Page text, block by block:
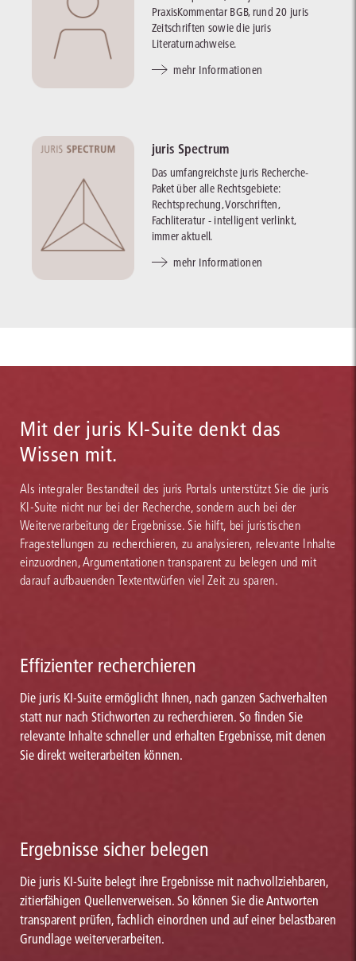
PraxisKommentar BGB, rund 20 juris
Zeitschriften sowie die juris
Literaturnachweise.
mehr Informationen
juris Spectrum
Das umfangreichste juris Recherche-
Paket über alle Rechtsgebiete:
Rechtsprechung, Vorschriften,
Fachliteratur - intelligent verlinkt,
immer aktuell.
mehr Informationen
Mit der juris KI-Suite denkt das
Wissen mit.
Als integraler Bestandteil des juris Portals unterstützt Sie die juris
KI-Suite nicht nur bei der Recherche, sondern auch bei der
Weiterverarbeitung der Ergebnisse. Sie hilft, bei juristischen
Fragestellungen zu recherchieren, zu analysieren, relevante Inhalte
einzuordnen, Argumentationen transparent zu belegen und mit
darauf aufbauenden Textentwürfen viel Zeit zu sparen.
Effizienter recherchieren
Die juris KI-Suite ermöglicht Ihnen, nach ganzen Sachverhalten
statt nur nach Stichworten zu recherchieren. So finden Sie
relevante Inhalte schneller und erhalten Ergebnisse, mit denen
Sie direkt weiterarbeiten können.
Ergebnisse sicher belegen
Die juris KI-Suite belegt ihre Ergebnisse mit nachvollziehbaren,
zitierfähigen Quellenverweisen. So können Sie die Antworten
transparent prüfen, fachlich einordnen und auf einer belastbaren
Grundlage weiterverarbeiten.